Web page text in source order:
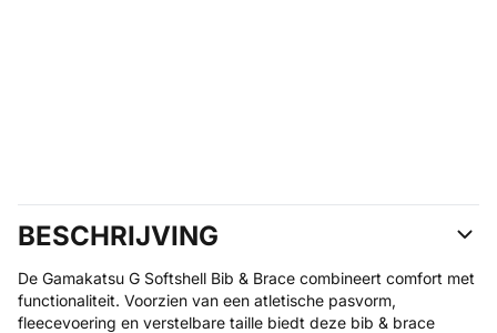
BESCHRIJVING
De Gamakatsu G Softshell Bib & Brace combineert comfort met
functionaliteit. Voorzien van een atletische pasvorm,
fleecevoering en verstelbare taille biedt deze bib & brace